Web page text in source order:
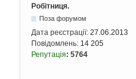
Робітниця.
Поза форумом
Дата реєстрації: 27.06.2013
Повідомлень: 14 205
Репутація: 5764